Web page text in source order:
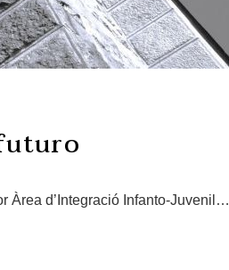
Àrea d’Integració Infanto-Juvenil…